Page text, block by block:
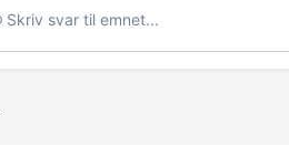
Skriv svar til emnet...